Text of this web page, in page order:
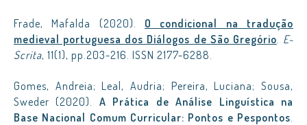
Frade, Mafalda (2020). O condicional na tradução
medieval portuguesa dos Diálogos de São Gregório. E-
Scrita, 11(1), pp.203-216. ISSN 2177-6288.
Gomes, Andreia; Leal, Audria; Pereira, Luciana; Sousa,
Sweder (2020). A Prática de Análise Linguística na
Base Nacional Comum Curricular: Pontos e Pespontos.